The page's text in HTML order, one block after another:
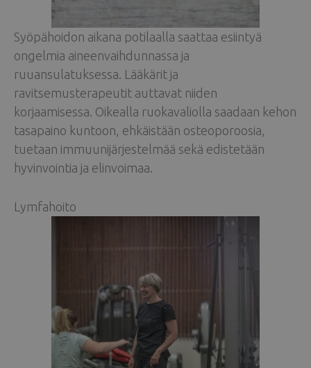
Syöpähoidon aikana potilaalla saattaa esiintyä
ongelmia aineenvaihdunnassa ja
ruuansulatuksessa. Lääkärit ja
ravitsemusterapeutit auttavat niiden
korjaamisessa. Oikealla ruokavaliolla saadaan kehon
tasapaino kuntoon, ehkäistään osteoporoosia,
tuetaan immuunijärjestelmää sekä edistetään
hyvinvointia ja elinvoimaa.
Lymfahoito